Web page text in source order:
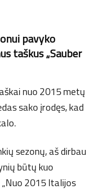
pavyko
taškus „Sauber
nuo 2015 metų
sako įrodęs, kad
sezonų, aš dirbau
būtų kuo
„Nuo 2015 Italijos